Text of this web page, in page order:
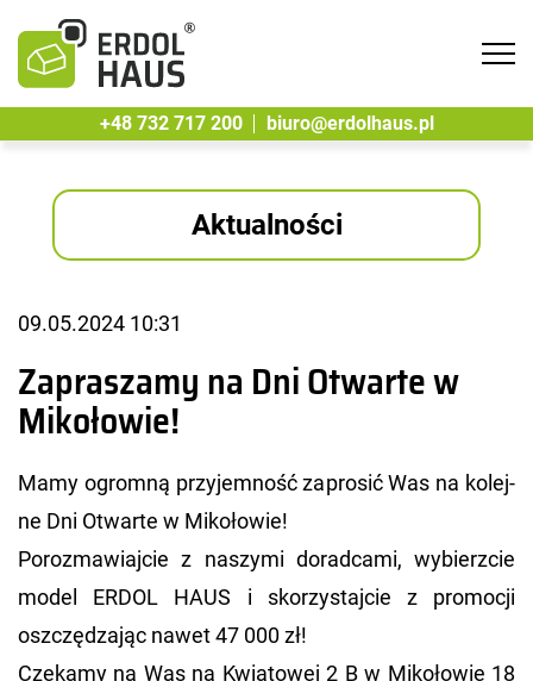
+48 732 717 200
biuro@erdolhaus.pl
Aktualności
09.05.2024 10:31
Zapraszamy na Dni Otwarte w
Mikołowie!
Mamy ogrom­ną przy­jem­ność za­pro­sić Was na ko­lej­
ne Dni Otwar­te w Mi­ko­ło­wie!
Po­roz­ma­wiaj­cie z na­szy­mi do­rad­ca­mi, wy­bierz­cie
model ERDOL HAUS i sko­rzy­staj­cie z pro­mo­cji
oszczę­dza­jąc nawet 47 000 zł!
Cze­ka­my na Was na Kwia­to­wej 2 B w Mi­ko­ło­wie 18